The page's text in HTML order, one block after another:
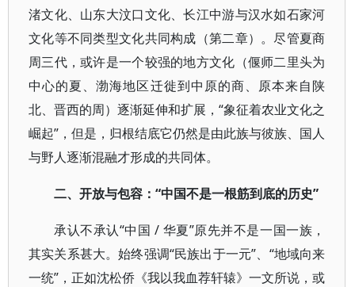
渚文化、山东大汶口文化、长江中游与汉水如石家河
文化等不同类型文化共同构成（第二章）。尽管夏商
周三代，或许是一个较强的地方文化（偃师二里头为
中心的夏、渤海地区迁徙到中原的商、原本来自陕
北、晋西的周）逐渐延伸和扩展，“象征着农业文化之
崛起”，但是，归根结底它仍然是由此族与彼族、国人
与野人逐渐混融才形成的共同体。
二、开放与包容：“中国不是一根筋到底的历史”
承认不承认“中国 / 华夏”原先并不是一国一族，
其实关系甚大。始终强调“民族出于一元”、“地域向来
一统”，正如沈松侨《我以我血荐轩辕》一文所说，或